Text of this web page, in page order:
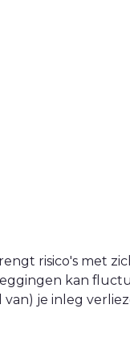
risico's met
kan
je inleg